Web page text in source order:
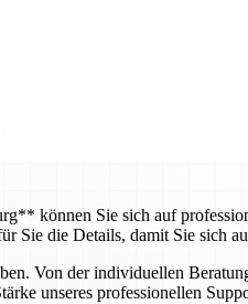
können Sie sich auf
Sie die Details, damit Sie sich
Von der individuellen
unseres professionellen